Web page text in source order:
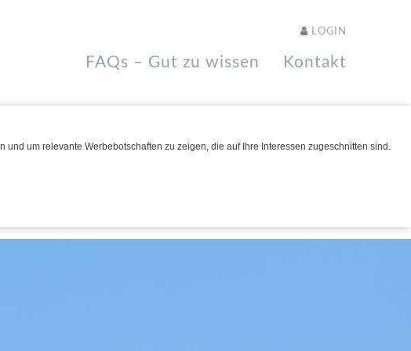
um relevante Werbebotschaften zu zeigen, die auf Ihre Interessen zugeschnitten sind.
LOGIN
FAQs – Gut zu wissen Kontakt